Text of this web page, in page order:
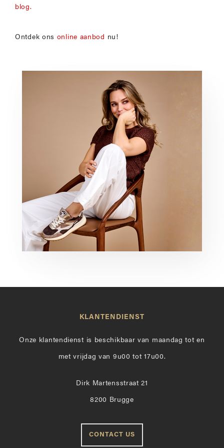
blog.
Ontdek ons online aanbod nu!
KLANTENDIENST
Onze klantendienst is beschikbaar van maandag tot en
met vrijdag van 9u00 tot 17u00.
Dirk Martensstraat 21
8200 Brugge
CONTACT US